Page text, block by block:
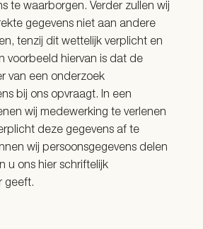
te waarborgen. Verder zullen wij
gegevens niet aan andere
tenzij dit wettelijk verplicht en
voorbeeld hiervan is dat de
van een onderzoek
bij ons opvraagt. In een
wij medewerking te verlenen
deze gegevens af te
wij persoonsgegevens delen
u ons hier schriftelijk
geeft.